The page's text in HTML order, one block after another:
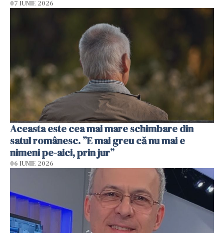
07 IUNIE 2026
Aceasta este cea mai mare schimbare din
satul românesc. ”E mai greu că nu mai e
nimeni pe-aici, prin jur”
06 IUNIE 2026